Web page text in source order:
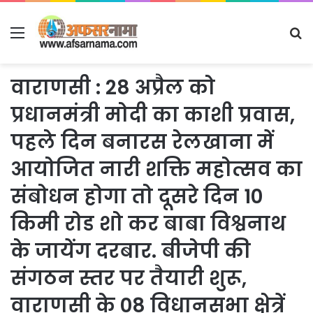
Menu
वाराणसी : 28 अप्रैल को
प्रधानमंत्री मोदी का काशी प्रवास,
पहले दिन बनारस रेलखाना में
आयोजित नारी शक्ति महोत्सव का
संबोधन होगा तो दूसरे दिन 10
किमी रोड शो कर बाबा विश्वनाथ
के जायेंग दरबार. बीजेपी की
संगठन स्तर पर तैयारी शुरू,
वाराणसी के 08 विधानसभा क्षेत्रें